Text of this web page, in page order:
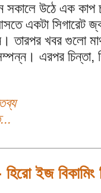
সকালে উঠে এক কাপ
একটা সিগারেট
তারপর খবর গুলো
এরপর
হিরো ইজ বিকামিং